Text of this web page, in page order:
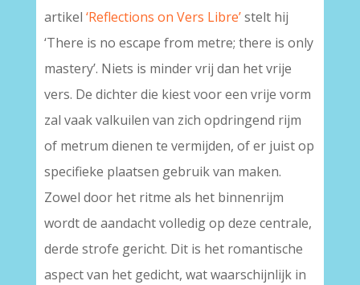
artikel ‘Reflections on Vers Libre’stelt hij
‘There is no escape from metre; there is only
mastery’. Niets is minder vrij dan het vrije
vers. De dichter die kiest voor een vrije vorm
zal vaak valkuilen van zich opdringend rijm
of metrum dienen te vermijden, of er juist op
specifieke plaatsen gebruik van maken.
Zowel door het ritme als het binnenrijm
wordt de aandacht volledig op deze centrale,
derde strofe gericht. Dit is het romantische
aspect van het gedicht, wat waarschijnlijk in